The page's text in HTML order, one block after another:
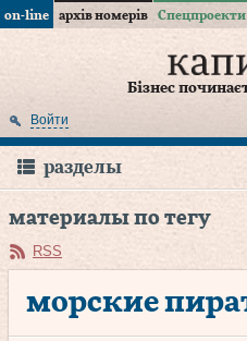
on-line архів номерів Спецпроекти
Бізнес
Войти
разделы
материалы по тегу
RSS
морские